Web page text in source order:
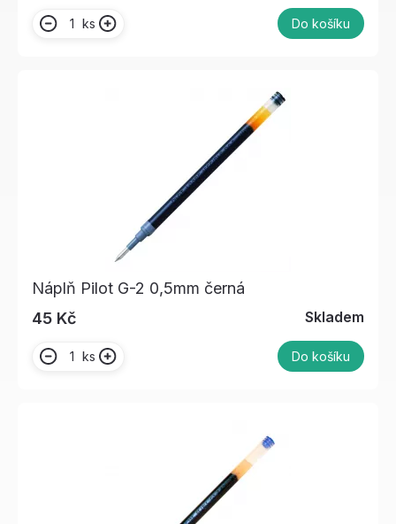
ks Do košíku
Náplň Pilot G-2 0,5mm černá
45 Kč
Skladem
ks Do košíku